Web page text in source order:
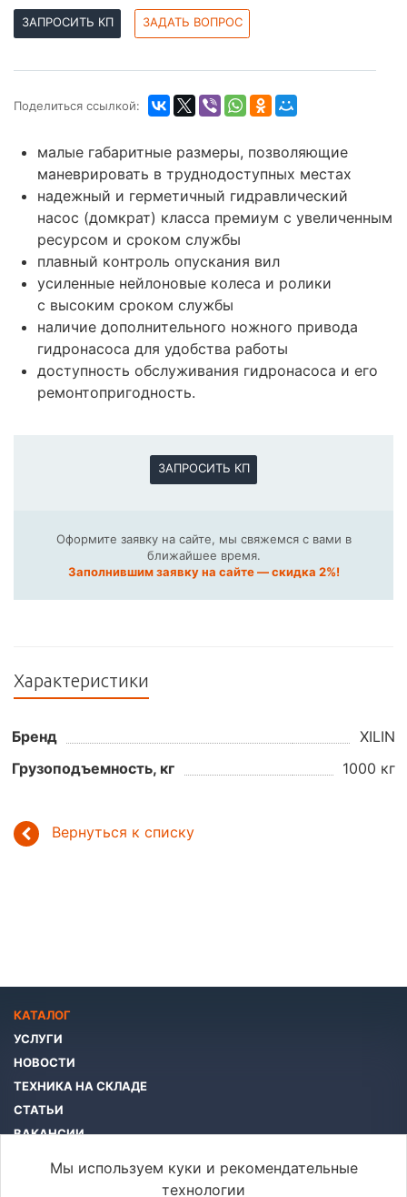
ЗАПРОСИТЬ КП ЗАДАТЬ ВОПРОС
Поделиться ссылкой:
малые габаритные размеры, позволяющие
маневрировать в труднодоступных местах
надежный и герметичный гидравлический
насос (домкрат) класса премиум с увеличенным
ресурсом и сроком службы
плавный контроль опускания вил
усиленные нейлоновые колеса и ролики
с высоким сроком службы
наличие дополнительного ножного привода
гидронасоса для удобства работы
доступность обслуживания гидронасоса и его
ремонтопригодность.
ЗАПРОСИТЬ КП
Оформите заявку на сайте, мы свяжемся с вами в
ближайшее время.
Заполнившим заявку на сайте — скидка 2%!
Характеристики
Бренд
XILIN
Грузоподъемность, кг
1000 кг
Вернуться к списку
КАТАЛОГ
УСЛУГИ
НОВОСТИ
ТЕХНИКА НА СКЛАДЕ
СТАТЬИ
ВАКАНСИИ
Мы используем куки и рекомендательные
технологии